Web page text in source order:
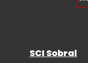
SCI Sobral